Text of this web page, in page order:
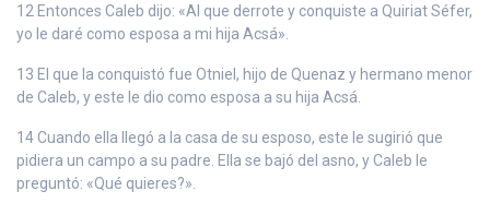
12 Entonces Caleb dijo: «Al que derrote y conquiste a Quiriat Séfer,
yo le daré como esposa a mi hija Acsá».
13 El que la conquistó fue Otniel, hijo de Quenaz y hermano menor
de Caleb, y este le dio como esposa a su hija Acsá.
14 Cuando ella llegó a la casa de su esposo, este le sugirió que
pidiera un campo a su padre. Ella se bajó del asno, y Caleb le
preguntó: «Qué quieres?».